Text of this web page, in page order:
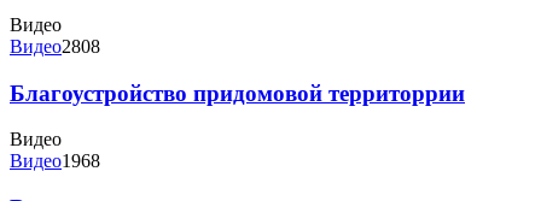
Видео
Видео2808
Благоустройство придомовой территоррии
Видео
Видео1968